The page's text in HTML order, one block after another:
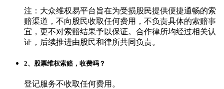
注：大众维权易平台旨在为受损股民提供便捷通畅的索
赔渠道，不向股民收取任何费用，不负责具体的索赔事
宜，更不对索赔结果予以保证。合作律所均经过相关认
证，后续推进由股民和律所共同负责。
2、股票维权索赔，收费吗？
登记服务不收取任何费用。